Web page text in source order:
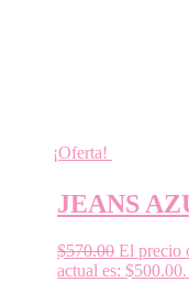
¡Oferta!
JEANS
$570.00 El precio
actual es: $500.00.